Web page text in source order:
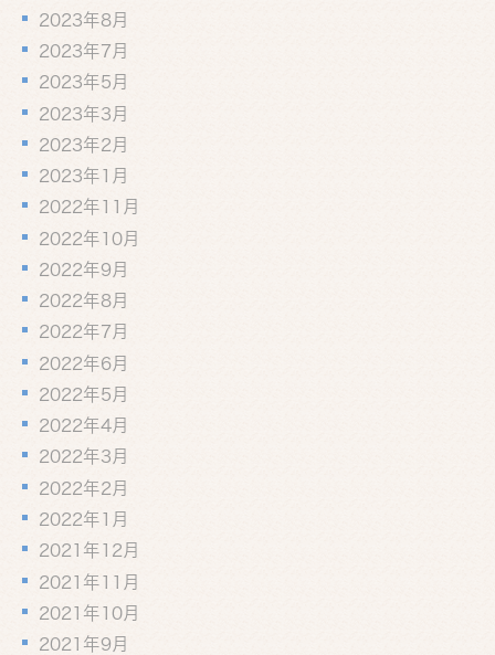
2023年8月
2023年7月
2023年5月
2023年3月
2023年2月
2023年1月
2022年11月
2022年10月
2022年9月
2022年8月
2022年7月
2022年6月
2022年5月
2022年4月
2022年3月
2022年2月
2022年1月
2021年12月
2021年11月
2021年10月
2021年9月